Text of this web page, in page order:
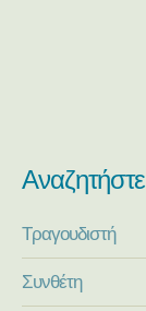
Αναζητήστε
Τραγουδιστή
Συνθέτη